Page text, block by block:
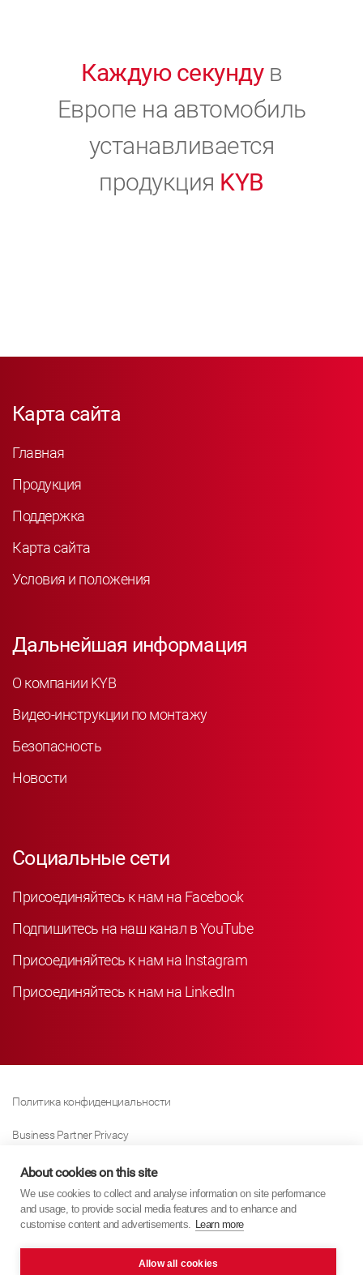
Каждую секундув
Европе на автомобиль
устанавливается
продукция KYB
Карта сайта
Главная
Продукция
Поддержка
Карта сайта
Условия и положения
Дальнейшая информация
О компании KYB
Видео-инструкции по монтажу
Безопасность
Новости
Социальные сети
Присоединяйтесь к нам на Facebook
Подпишитесь на наш канал в YouTube
Присоединяйтесь к нам на Instagram
Присоединяйтесь к нам на LinkedIn
Политика конфиденциальности
Business Partner Privacy
Политика Использования Файлов «куки»
Modern Slavery Act Policy
About cookies on this site
We use cookies to collect and analyse information on site performance
and usage, to provide social media features and to enhance and
customise content and advertisements. Learn more
Allow all cookies